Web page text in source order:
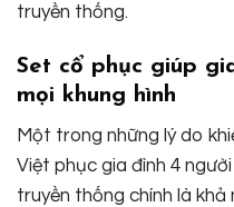
truyền thống.
Set cổ phục giúp
mọi khung hình
Một trong những lý do
Việt phục gia đình 4
truyền thống chính là